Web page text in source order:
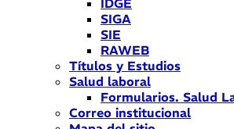
IDGE
SIGA
SIE
RAWEB
Títulos y Estudios
Salud laboral
Formularios. Salud
Correo institucional